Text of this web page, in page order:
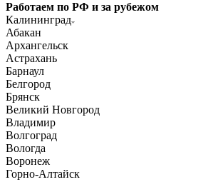
Работаем по РФ и за рубежом
Калининград
Абакан
Архангельск
Астрахань
Барнаул
Белгород
Брянск
Великий Новгород
Владимир
Волгоград
Вологда
Воронеж
Горно-Алтайск